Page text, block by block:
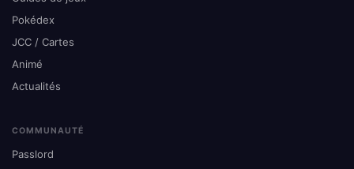
Pokédex
JCC / Cartes
Animé
Actualités
COMMUNAUTÉ
Passlord